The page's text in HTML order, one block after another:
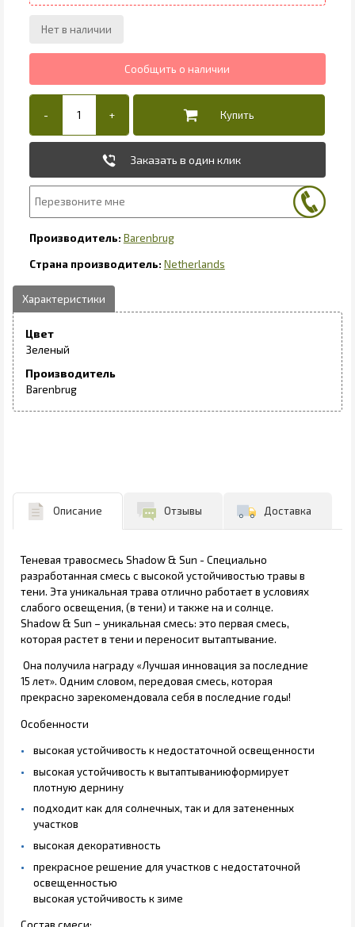
Заказать в один клик
Barenbrug
Netherlands
Цвет
Зеленый
Производитель
Barenbrug
Описание Отзывы Доставка
Теневая травосмесь Shadow & Sun - Специально
разработанная смесь с высокой устойчивостью травы в
тени. Эта уникальная трава отлично работает в условиях
слабого освещения, (в тени) и также на и солнце.
Shadow & Sun – уникальная смесь: это первая смесь,
которая растет в тени и переносит вытаптывание.
Она получила награду «Лучшая инновация за последние
15 лет». Одним словом, передовая смесь, которая
прекрасно зарекомендовала себя в последние годы!
Особенности
высокая устойчивость к недостаточной освещенности
высокая устойчивость к вытаптываниюформирует
плотную дернину
подходит как для солнечных, так и для затененных
участков
высокая декоративность
прекрасное решение для участков с недостаточной
освещенностью
высокая устойчивость к зиме